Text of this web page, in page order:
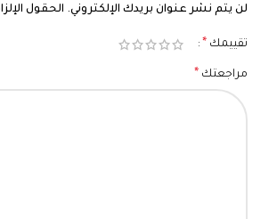
لن يتم نشر عنوان بريدك الإلكتروني. الحقول
تقييمك *
مراجعتك *